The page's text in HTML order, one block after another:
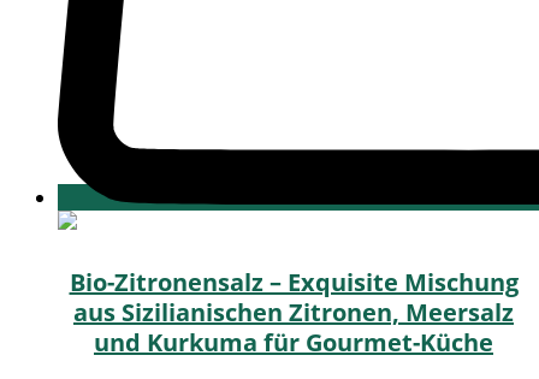
Bio-Zitronensalz – Exquisite Mischung
aus Sizilianischen Zitronen, Meersalz
und Kurkuma für Gourmet-Küche